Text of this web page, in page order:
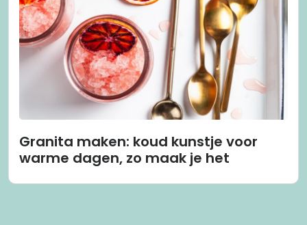
Granita maken: koud kunstje voor
warme dagen, zo maak je het